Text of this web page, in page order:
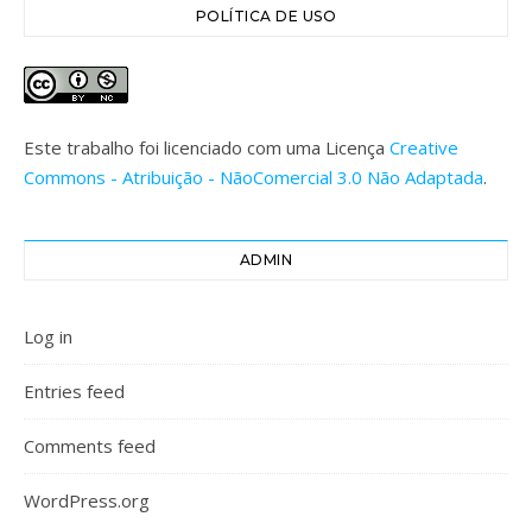
POLÍTICA DE USO
Este trabalho foi licenciado com uma Licença Creative
Commons - Atribuição - NãoComercial 3.0 Não Adaptada.
ADMIN
Log in
Entries feed
Comments feed
WordPress.org